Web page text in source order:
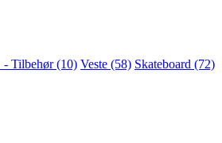
- Tilbehør (10) Veste (58) Skateboard (72)